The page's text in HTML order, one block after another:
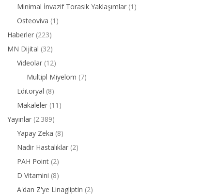
Minimal İnvazif Torasik Yaklaşımlar (1)
Osteoviva (1)
Haberler (223)
MN Dijital (32)
Videolar (12)
Multipl Miyelom (7)
Editöryal (8)
Makaleler (11)
Yayınlar (2.389)
Yapay Zeka (8)
Nadir Hastalıklar (2)
PAH Point (2)
D Vitamini (8)
A'dan Z'ye Linagliptin (2)